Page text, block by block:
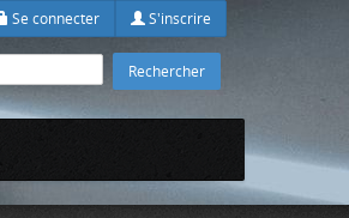
Se connecter S'inscrire